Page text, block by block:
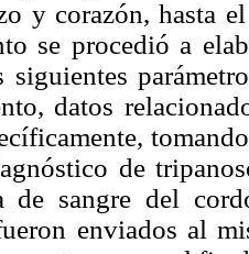
y corazón, hasta
se procedió a
datos
de
de sangre del
enviados al